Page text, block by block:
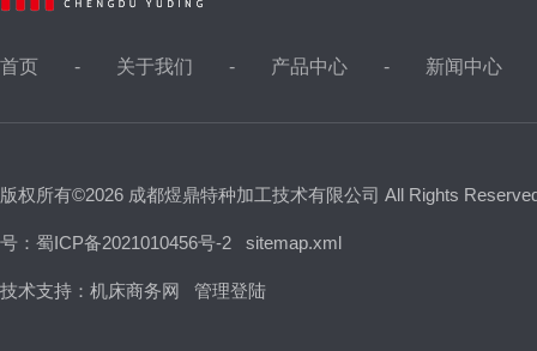
首页 关于我们 产品中心 新闻中心
版权所有©2026 成都煜鼎特种加工技术有限公司 All Rights
号：蜀ICP备2021010456号-2 sitemap.xml
技术支持： 机床商务网 管理登陆